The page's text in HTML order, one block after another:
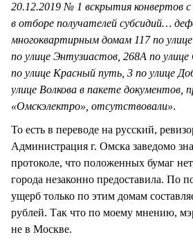
20.12.2019 № 1 вскрытия конвертов с
в отборе получателей субсидий…
многоквартирным домам 117 по
по улице Энтузиастов, 268А по
по улице Красный путь, 3 по улице
улице Волкова в пакете документов,
«Омскэлектро», отсутствовали».
То есть в переводе на русский,
Администрация г. Омска заведомо
протоколе, что положенных бумаг
города незаконно предоставила. По
ущерб только по этим домам
рублей. Так что по моему мнению,
не в Москве.